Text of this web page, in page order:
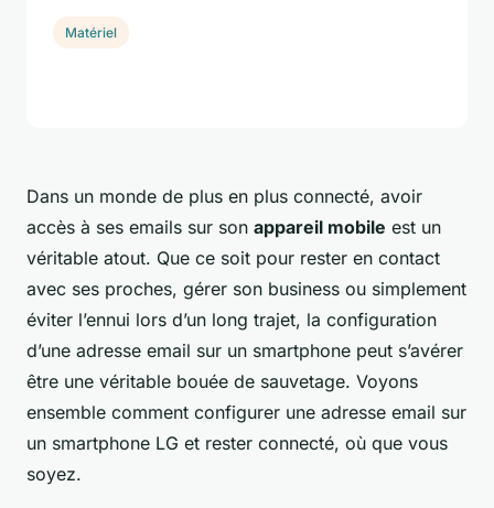
Dans un monde de plus en plus connecté, avoir
accès à ses emails sur son appareil mobile est un
véritable atout. Que ce soit pour rester en contact
avec ses proches, gérer son business ou simplement
éviter l’ennui lors d’un long trajet, la configuration
d’une adresse email sur un smartphone peut s’avérer
être une véritable bouée de sauvetage. Voyons
ensemble comment configurer une adresse email sur
un smartphone LG et rester connecté, où que vous
soyez.
Matériel